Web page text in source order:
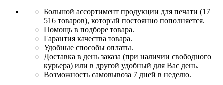
Большой ассортимент продукции для печати (17
516 товаров), который постоянно пополняется.
Помощь в подборе товара.
Гарантия качества товара.
Удобные способы оплаты.
Доставка в день заказа (при наличии свободного
курьера) или в другой удобный для Вас день.
Возможность самовывоза 7 дней в неделю.